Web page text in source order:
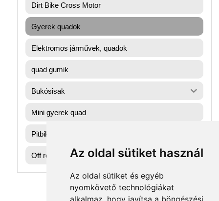
Az oldal sütiket használ
Az oldal sütiket és egyéb
nyomkövető technológiákat
alkalmaz, hogy javítsa a böngészési
Dirt Bike Cross Motor
Gyerek quadok
Elektromos járművek, quadok
quad gumik
Bukósisak
Mini gyerek quad
Pitbike dirtbike gumik
Off road motorok